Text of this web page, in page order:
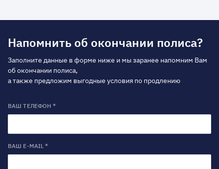
Напомнить об окончании полиса?
Заполните данные в форме ниже и мы заранее напомним Вам
об окончании полиса,
а также предложим выгодные условия по продлению
ВАШ ТЕЛЕФОН *
ВАШ E-MAIL *